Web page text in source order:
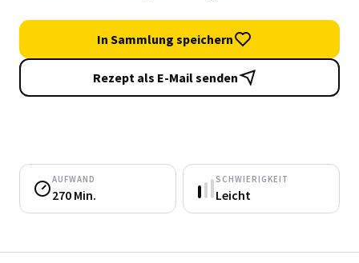
In Sammlung speichern
Rezept als E-Mail senden
AUFWAND
270 Min.
SCHWIERIGKEIT
Leicht